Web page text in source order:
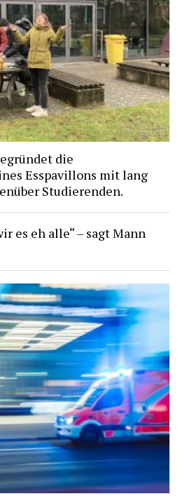
die
Esspavillons mit lang
Studierenden.
es eh alle“ – sagt Mann